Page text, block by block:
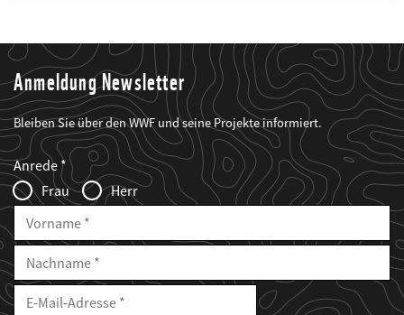
Anmeldung Newsletter
Bleiben Sie über den WWF und seine Projekte informiert.
Web2Case
Infofelder
Fieldset
anrede_name
Anrede
Frau
Herr
Vorname
Nachname
E-
Mailadresse
E-